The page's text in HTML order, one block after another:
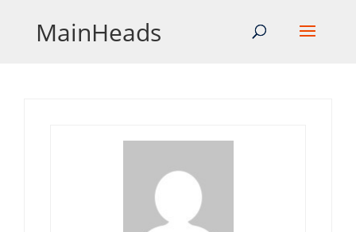
MainHeads